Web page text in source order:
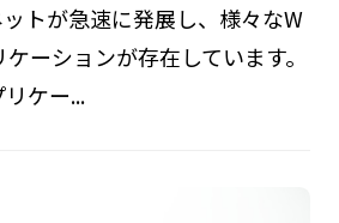
トが急速に発展し、様々なW
ーションが存在しています。
ケー...